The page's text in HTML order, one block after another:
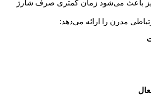
باعث می‌شود زمان کمتری صرف شارژ
مدرن را ارائه می‌دهد: